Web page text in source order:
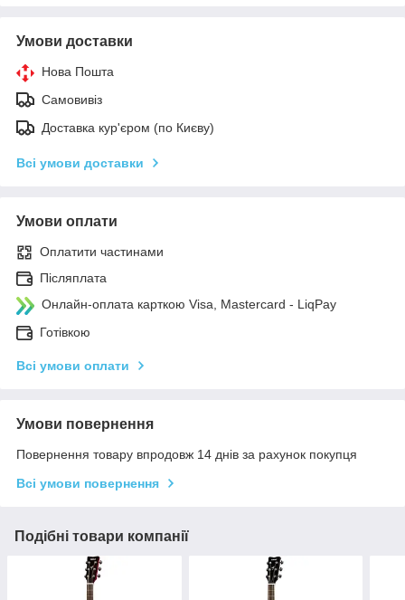
Умови доставки
Нова Пошта
Самовивіз
Доставка кур'єром (по Києву)
Всі умови доставки
Умови оплати
Оплатити частинами
Післяплата
Онлайн-оплата карткою Visa, Mastercard - LiqPay
Готівкою
Всі умови оплати
Умови повернення
Повернення товару впродовж 14 днів за рахунок покупця
Всі умови повернення
Подібні товари компанії